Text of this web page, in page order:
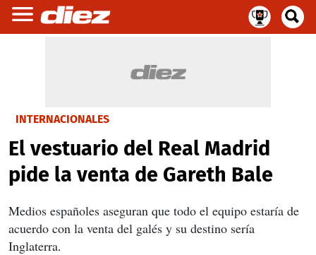
INTERNACIONALES
El vestuario del Real Madrid
pide la venta de Gareth Bale
Medios españoles aseguran que todo el equipo estaría de
acuerdo con la venta del galés y su destino sería
Inglaterra.